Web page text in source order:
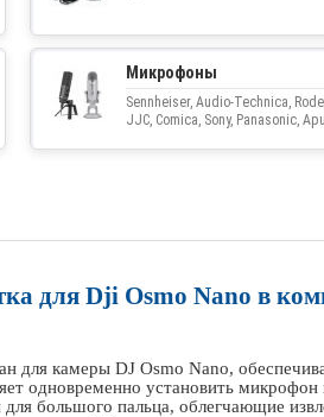
Микрофоны
Sennheiser, Audio-Technica,
JJC, Comica, Sony, Panasonic,
для Dji Osmo Nano в
для камеры DJ Osmo Nano,
одновременно установить
большого пальца, облегчающие